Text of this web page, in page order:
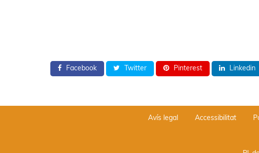
Facebook Twitter Pinterest Linkedin
Avís legal Accessibilitat